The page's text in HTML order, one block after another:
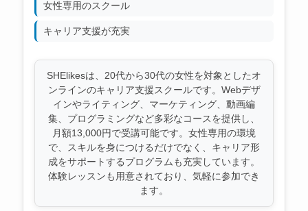
女性専用のスクール
キャリア支援が充実
SHElikesは、20代から30代の女性を対象としたオ
ンラインのキャリア支援スクールです。Webデザ
インやライティング、マーケティング、動画編
集、プログラミングなど多彩なコースを提供し、
月額13,000円で受講可能です。女性専用の環境
で、スキルを身につけるだけでなく、キャリア形
成をサポートするプログラムも充実しています。
体験レッスンも用意されており、気軽に参加でき
ます。